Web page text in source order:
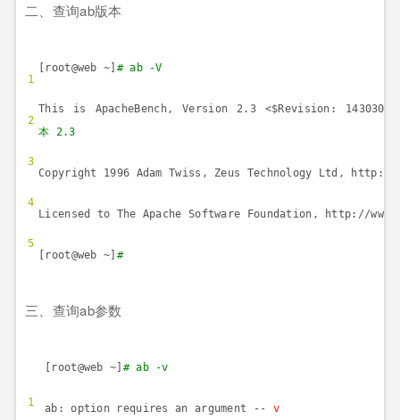
二、查询ab版本
1
2
3
4
5
[root@web ~] # ab -V
This is ApacheBench, Version 2.3 <$Revision:
本 2.3
Copyright 1996 Adam Twiss, Zeus Technology Ltd, http://
Licensed to The Apache Software Foundation, http://
[root@web ~] #
三、查询ab参数
1
[root@web ~] # ab -v
ab: option requires an argument -- v